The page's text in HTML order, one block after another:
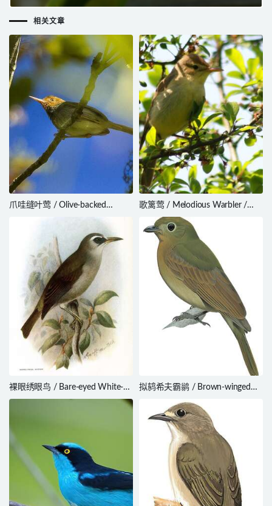
相关文章
爪哇缝叶莺 / Olive-backed
歌篱莺 / Melodious Warbler /
Hippolais polyglotta
裸眼绣眼鸟 / Bare-eyed White-
eye / Zosterops superciliosus
拟鸫希夫霸鹟 / Brown-winged